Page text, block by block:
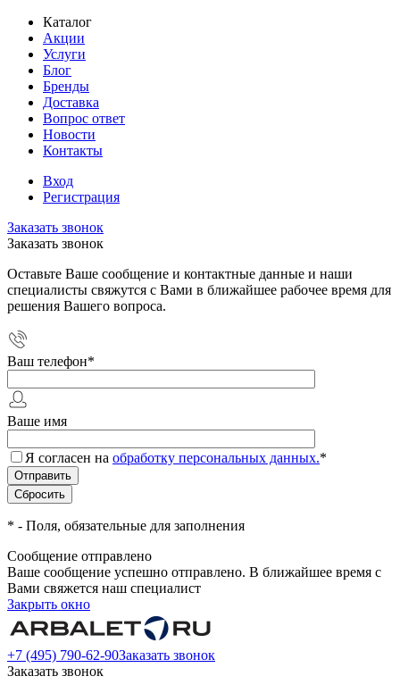
Каталог
Акции
Услуги
Блог
Бренды
Доставка
Вопрос ответ
Новости
Контакты
Вход
Регистрация
Заказать звонок
Заказать звонок
Оставьте Ваше сообщение и контактные данные и наши
специалисты свяжутся с Вами в ближайшее рабочее время для
решения Вашего вопроса.
Ваш телефон*
Ваше имя
Я согласен на обработку персональных данных.*
* - Поля, обязательные для заполнения
Сообщение отправлено
Ваше сообщение успешно отправлено. В ближайшее время с
Вами свяжется наш специалист
Закрыть окно
+7 (495) 790-62-90Заказать звонок
Заказать звонок